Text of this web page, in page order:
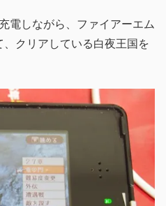
電しながら、ファイアーエム
クリアしている白夜王国を